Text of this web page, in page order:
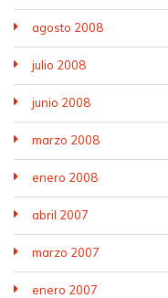
agosto 2008
julio 2008
junio 2008
marzo 2008
enero 2008
abril 2007
marzo 2007
enero 2007